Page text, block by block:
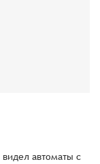
видел автоматы с